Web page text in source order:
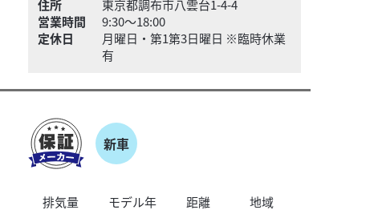
住所
東京都調布市八雲台1-4-4
営業時間
9:30～18:00
定休日
月曜日・第1第3日曜日 ※臨時休業
有
新車
排気量 モデル年 距離 地域